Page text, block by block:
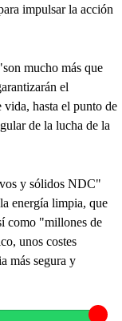
impulsar la acción
mucho más que
el
hasta el punto de
de la lucha de la
y sólidos NDC"
energía limpia, que
como "millones de
unos costes
más segura y